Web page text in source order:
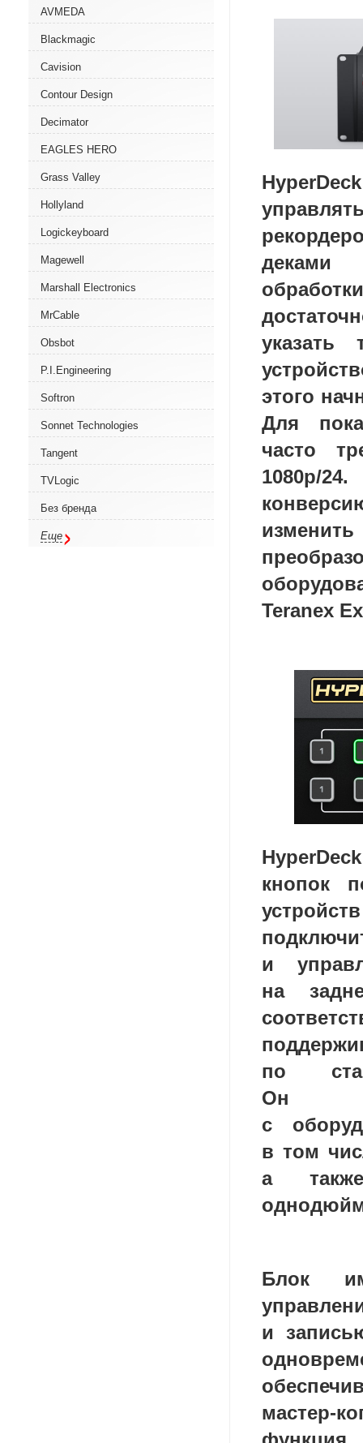
AVMEDA
Blackmagic
Cavision
Contour Design
Decimator
EAGLES HERO
Grass Valley
Hollyland
Logickeyboard
Magewell
Marshall Electronics
MrCable
Obsbot
P.I.Engineering
Softron
Sonnet Technologies
Tangent
TVLogic
Без бренда
Еще
деками
этого
Для
часто
1080p/
Teranex
кнопок
и
на
по
Он
с
в том
а
Блок
и
мастер-